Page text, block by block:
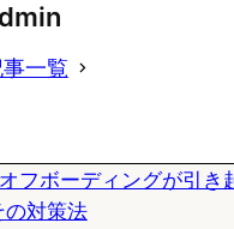
y
o
一覧
フボーディングが引き
の対策法